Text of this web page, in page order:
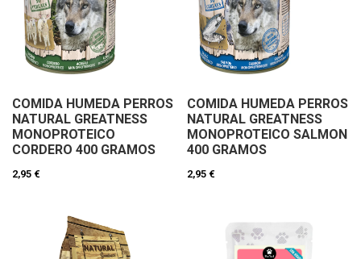
COMIDA HUMEDA PERROS
NATURAL GREATNESS
MONOPROTEICO
CORDERO 400 GRAMOS
2,95 €
COMIDA HUMEDA PERROS
NATURAL GREATNESS
MONOPROTEICO SALMON
400 GRAMOS
2,95 €